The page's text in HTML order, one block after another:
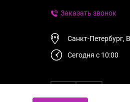
Заказать звонок
Санкт-Петербург,
Сегодня с 10:00